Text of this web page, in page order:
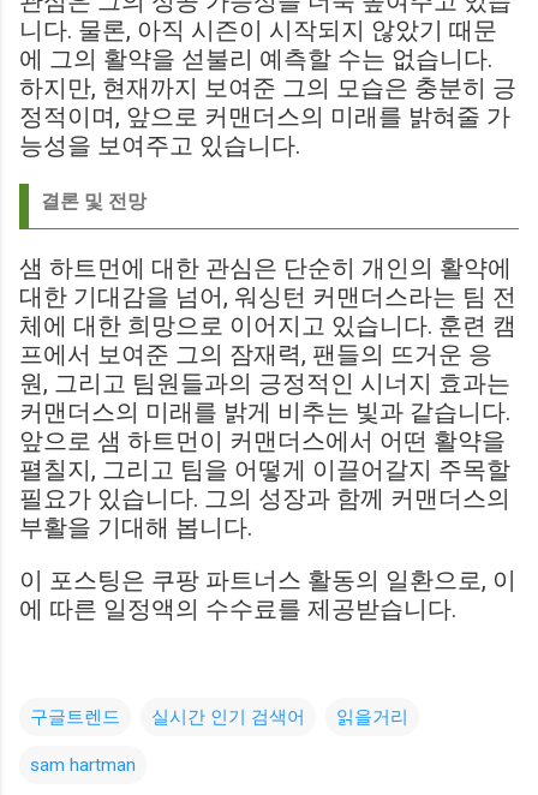
니다. 물론, 아직 시즌이 시작되지 않았기 때문
에 그의 활약을 섣불리 예측할 수는 없습니다.
하지만, 현재까지 보여준 그의 모습은 충분히 긍
정적이며, 앞으로 커맨더스의 미래를 밝혀줄 가
능성을 보여주고 있습니다.
결론 및 전망
샘 하트먼에 대한 관심은 단순히 개인의 활약에
대한 기대감을 넘어, 워싱턴 커맨더스라는 팀 전
체에 대한 희망으로 이어지고 있습니다. 훈련 캠
프에서 보여준 그의 잠재력, 팬들의 뜨거운 응
원, 그리고 팀원들과의 긍정적인 시너지 효과는
커맨더스의 미래를 밝게 비추는 빛과 같습니다.
앞으로 샘 하트먼이 커맨더스에서 어떤 활약을
펼칠지, 그리고 팀을 어떻게 이끌어갈지 주목할
필요가 있습니다. 그의 성장과 함께 커맨더스의
부활을 기대해 봅니다.
이 포스팅은 쿠팡 파트너스 활동의 일환으로, 이
에 따른 일정액의 수수료를 제공받습니다.
구글트렌드 실시간 인기 검색어 읽을거리
sam hartman